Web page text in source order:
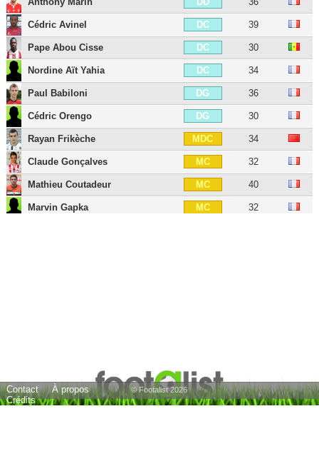
Cédric Avinel DC 39
Pape Abou Cisse DC 30
Nordine Aït Yahia DC 34
Paul Babiloni DG 36
Cédric Orengo DG 30
Rayan Frikèche MDC 34
Claude Gonçalves MC 32
Mathieu Coutadeur MC 40
Marvin Gapka MC 32
Hugo Vidémont AIG 33
Contact
À propos
Crédits
© Footalist 2026